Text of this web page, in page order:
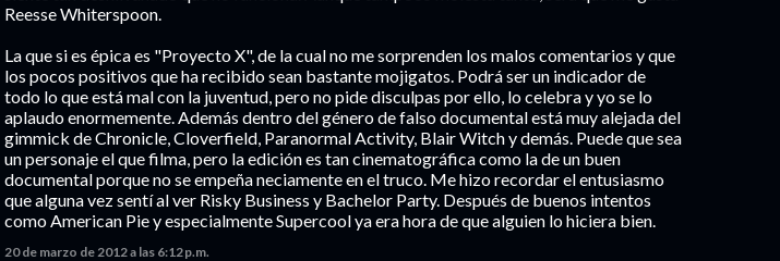
Reesse Whiterspoon.
La que si es épica es "Proyecto X", de la cual no me sorprenden los malos comentarios y que
los pocos positivos que ha recibido sean bastante mojigatos. Podrá ser un indicador de
todo lo que está mal con la juventud, pero no pide disculpas por ello, lo celebra y yo se lo
aplaudo enormemente. Además dentro del género de falso documental está muy alejada del
gimmick de Chronicle, Cloverfield, Paranormal Activity, Blair Witch y demás. Puede que sea
un personaje el que filma, pero la edición es tan cinematográfica como la de un buen
documental porque no se empeña neciamente en el truco. Me hizo recordar el entusiasmo
que alguna vez sentí al ver Risky Business y Bachelor Party. Después de buenos intentos
como American Pie y especialmente Supercool ya era hora de que alguien lo hiciera bien.
20 de marzo de 2012 a las 6:12 p.m.